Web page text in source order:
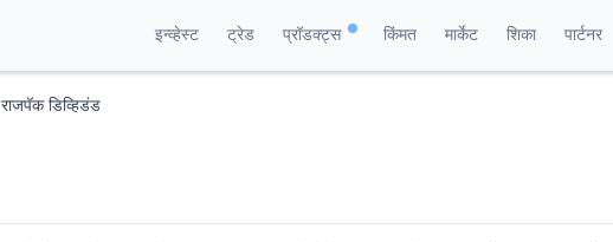
इन्व्हेस्ट ट्रेड प्रॉडक्ट्स किंमत मार्केट शिका पार्टनर
राजपॅक डिव्हिडंड